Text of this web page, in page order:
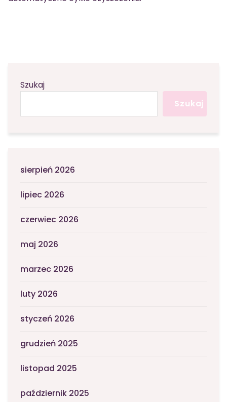
Szukaj
Szukaj
sierpień 2026
lipiec 2026
czerwiec 2026
maj 2026
marzec 2026
luty 2026
styczeń 2026
grudzień 2025
listopad 2025
październik 2025